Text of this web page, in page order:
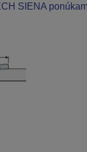
SIENA